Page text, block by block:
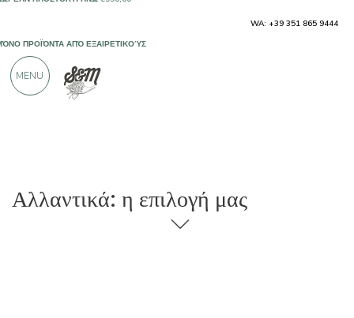
Αλλαντικά: η επιλογή μας
ΑΠΌ 900 ΘΕΤΙΚΈΣ ΚΡΙΤΙΚΈΣ
WA: +39 351 865 9444
MENU